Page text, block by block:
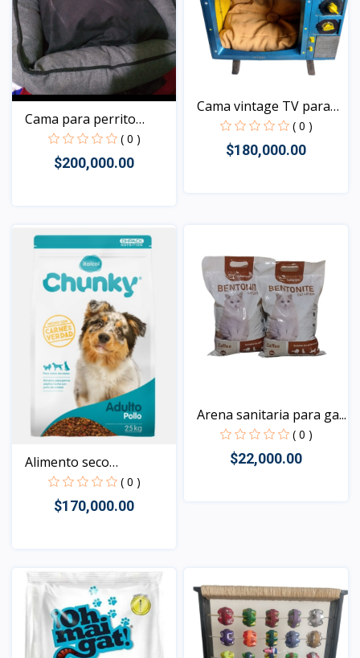
Cama para perrito
grand...
( 0 )
$200,000.00
Cama vintage TV para
( 0 )
$180,000.00
Alimento seco
concentra...
( 0 )
$170,000.00
Arena sanitaria para ga...
( 0 )
$22,000.00